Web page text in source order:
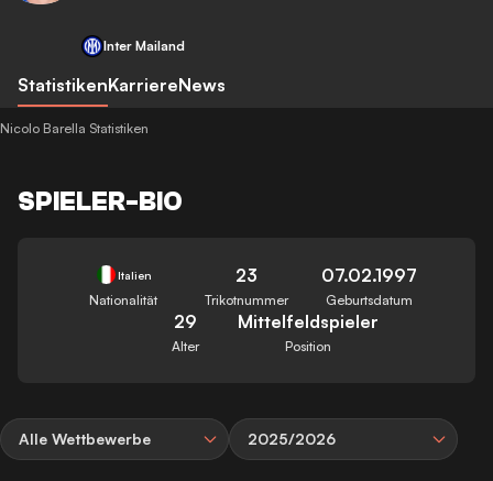
Inter Mailand
StatistikenKarriereNews
Nicolo Barella Statistiken
SPIELER-BIO
Italien
Nationalität
23
Trikotnummer
07.02.1997
Geburtsdatum
29
Alter
Mittelfeldspieler
Position
Alle Wettbewerbe 2025/2026